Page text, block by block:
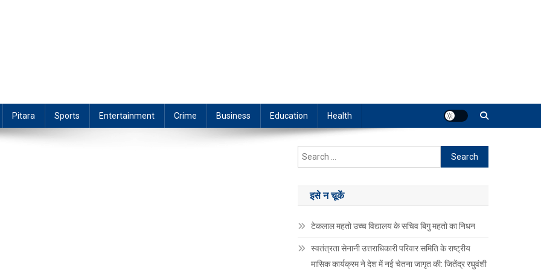
Pitara Sports Entertainment Crime Business Education Health
Search
for:
इसे न चूकें
टेकलाल महतो उच्च विद्यालय के सचिव बिगु महतो का निधन
स्वतंत्रता सेनानी उत्तराधिकारी परिवार समिति के राष्ट्रीय
मासिक कार्यक्रम ने देश में नई चेतना जागृत की: जितेंद्र रघुवंशी